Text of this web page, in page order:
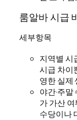
룸알바 시급
세부항목
지역별 시
시급 차이
영한 실제
야간·주
가 가산
수당이나